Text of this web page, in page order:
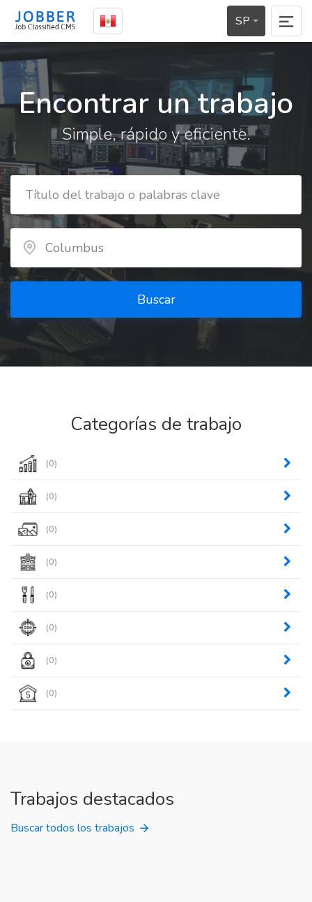
SP
Encontrar un trabajo
Simple, rápido y eficiente.
Buscar
Categorías de trabajo
(0)
(0)
(0)
(0)
(0)
(0)
(0)
(0)
Trabajos destacados
Buscar todos los trabajos